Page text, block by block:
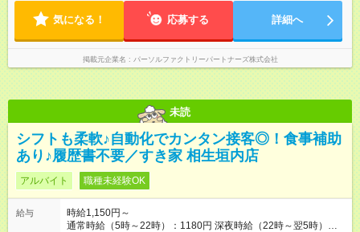
気になる！ 応募する 詳細へ
掲載元企業名 パーソルファクトリーパートナーズ株式会社
未読
シフトも柔軟♪自動化でカンタン接客◎！食事補助
あり♪履歴書不要／すき家 相生垣内店
アルバイト 職種未経験OK
給与
時給1,150円～
通常時給（5時～22時）：1180円 深夜時給（22時～翌5時）：